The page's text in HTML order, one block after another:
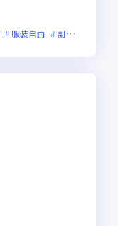
服装自由 副業可